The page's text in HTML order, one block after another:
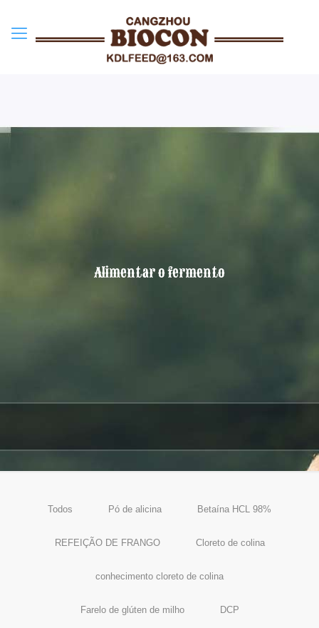
Alimentar o fermento
Todos Pó de alicina Betaína HCL 98%
REFEIÇÃO DE FRANGO Cloreto de colina
conhecimento cloreto de colina
Farelo de glúten de milho DCP